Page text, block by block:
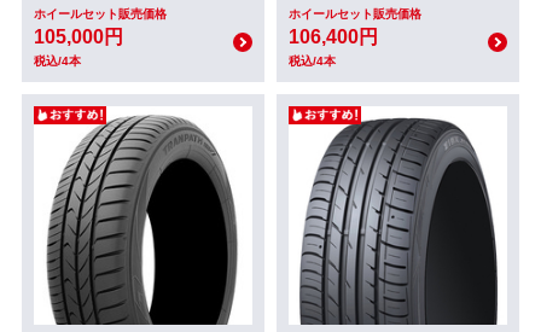
ホイールセット販売価格
105,000円
税込/4本
ホイールセット販売価格
106,400円
税込/4本